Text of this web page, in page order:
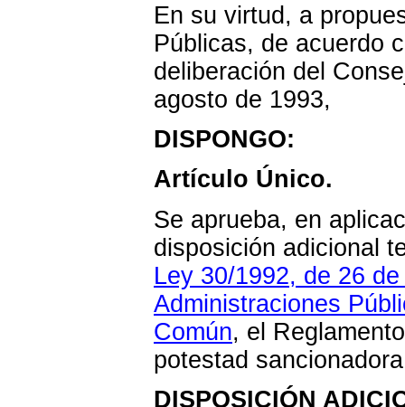
En su virtud, a
Públicas, de acuerdo
deliberación del
agosto de 1993,
DISPONGO:
Artículo Único.
Se aprueba, en
disposición adicional
Ley 30/1992, de 26
Administraciones
Común, el
potestad
DISPOSICIÓN